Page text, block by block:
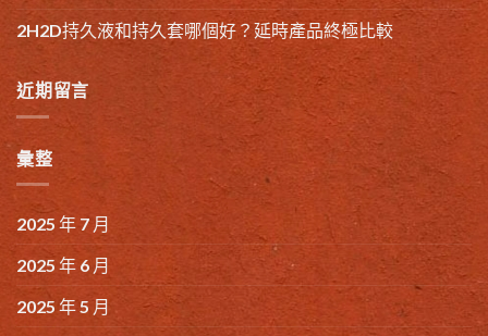
2H2D持久液和持久套哪個好？延時產品終極比較
近期留言
彙整
2025 年 7 月
2025 年 6 月
2025 年 5 月